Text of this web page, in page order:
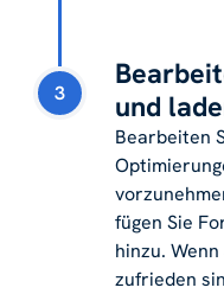
3
und
Bearbeiten
fügen Sie
hinzu.
zufrieden